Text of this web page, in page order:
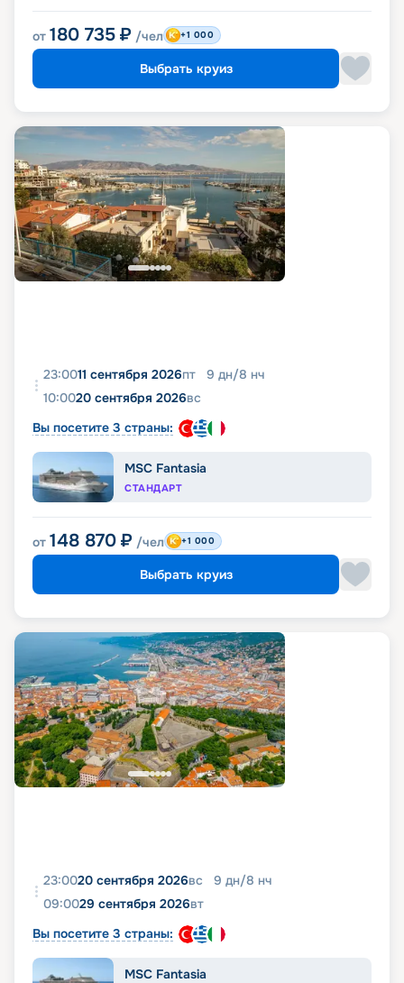
от 180 735 ₽ /чел +1 000
Выбрать круиз
23:0011 сентября 2026пт 9 дн/8 нч
10:0020 сентября 2026вс
Вы посетите 3 страны:
MSC Fantasia
СТАНДАРТ
от 148 870 ₽ /чел +1 000
Выбрать круиз
23:0020 сентября 2026вс 9 дн/8 нч
09:0029 сентября 2026вт
Вы посетите 3 страны:
MSC Fantasia